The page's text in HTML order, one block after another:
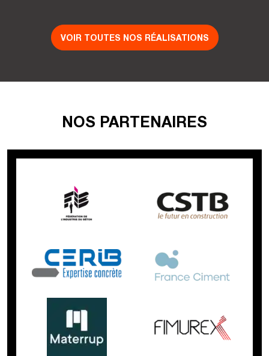
VOIR TOUTES NOS RÉALISATIONS
NOS PARTENAIRES